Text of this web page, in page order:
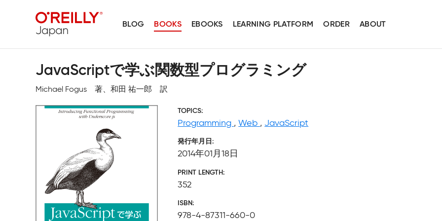
BLOG BOOKS EBOOKS LEARNING PLATFORM ORDER ABOUT
JavaScriptで学ぶ関数型プログラミング
Michael Fogus 著、和田 祐一郎 訳
TOPICS
Programming ,Web , JavaScript
発行年月日
2014年01月18日
PRINT LENGTH
352
ISBN
978-4-87311-660-0